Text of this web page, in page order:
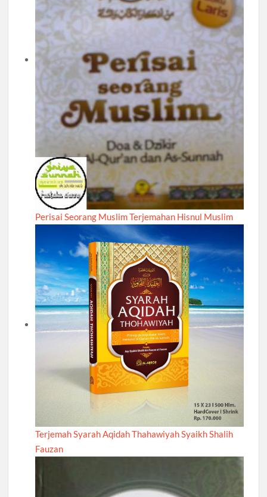
Perisai Seorang Muslim Terjemahan Hisnul Muslim
Terjemah Syarah Aqidah Thahawiyah Syaikh Shalih
Fauzan